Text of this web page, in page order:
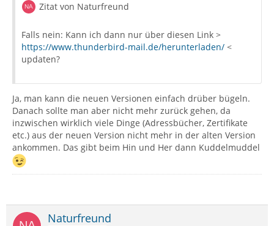
Zitat von Naturfreund
Falls nein: Kann ich dann nur über diesen Link >
https://www.thunderbird-mail.de/herunterladen/ <
updaten?
Ja, man kann die neuen Versionen einfach drüber bügeln.
Danach sollte man aber nicht mehr zurück gehen, da
inzwischen wirklich viele Dinge (Adressbücher, Zertifikate
etc.) aus der neuen Version nicht mehr in der alten Version
ankommen. Das gibt beim Hin und Her dann Kuddelmuddel
Naturfreund